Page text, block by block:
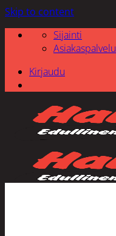
Skip to content
Sijainti
Asiakaspalvelu
Kirjaudu